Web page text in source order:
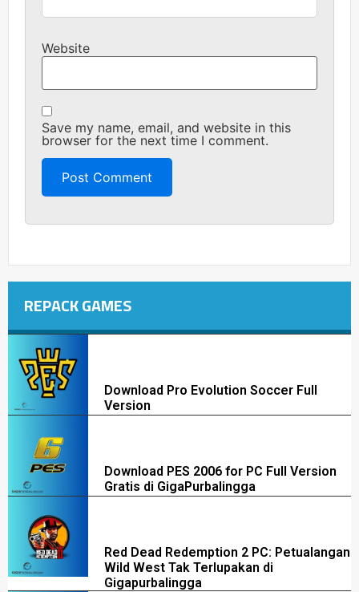
Website
Save my name, email, and website in this
browser for the next time I comment.
REPACK GAMES
Download Pro Evolution Soccer Full
Version
Download PES 2006 for PC Full Version
Gratis di GigaPurbalingga
Red Dead Redemption 2 PC: Petualangan
Wild West Tak Terlupakan di
Gigapurbalingga